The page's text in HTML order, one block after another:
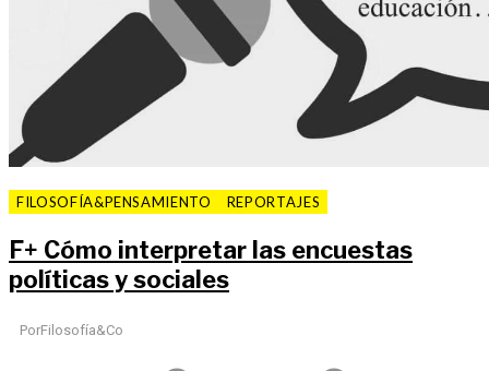
FILOSOFÍA&PENSAMIENTO REPORTAJES
F+ Cómo interpretar las encuestas
políticas y sociales
PorFilosofía&Co